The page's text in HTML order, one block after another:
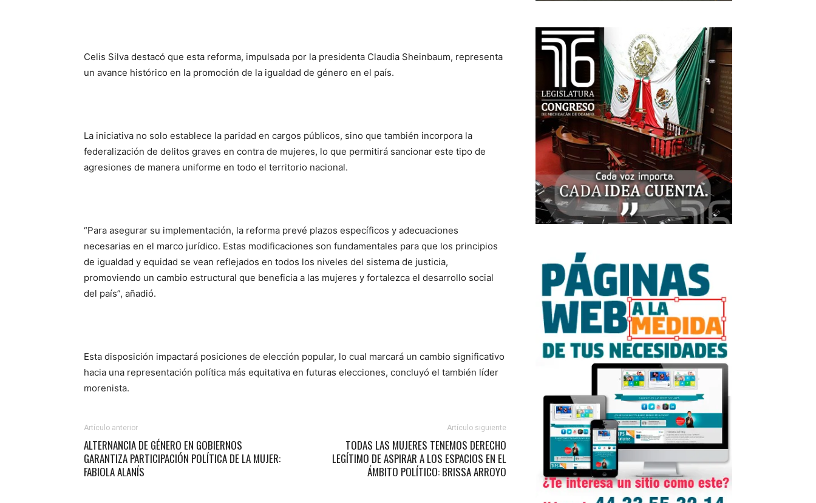
Celis Silva destacó que esta reforma, impulsada por la presidenta Claudia Sheinbaum, representa
un avance histórico en la promoción de la igualdad de género en el país.
La iniciativa no solo establece la paridad en cargos públicos, sino que también incorpora la
federalización de delitos graves en contra de mujeres, lo que permitirá sancionar este tipo de
agresiones de manera uniforme en todo el territorio nacional.
“Para asegurar su implementación, la reforma prevé plazos específicos y adecuaciones
necesarias en el marco jurídico. Estas modificaciones son fundamentales para que los principios
de igualdad y equidad se vean reflejados en todos los niveles del sistema de justicia,
promoviendo un cambio estructural que beneficia a las mujeres y fortalezca el desarrollo social
del país”, añadió.
Esta disposición impactará posiciones de elección popular, lo cual marcará un cambio significativo
hacia una representación política más equitativa en futuras elecciones, concluyó el también líder
morenista.
Artículo anterior
ALTERNANCIA DE GÉNERO EN GOBIERNOS
GARANTIZA PARTICIPACIÓN POLÍTICA DE LA MUJER:
FABIOLA ALANÍS
Artículo siguiente
TODAS LAS MUJERES TENEMOS DERECHO
LEGÍTIMO DE ASPIRAR A LOS ESPACIOS EN EL
ÁMBITO POLÍTICO: BRISSA ARROYO